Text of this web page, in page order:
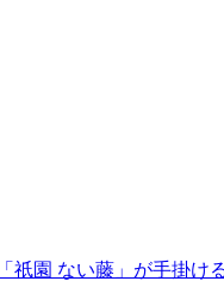
園 ない藤」が手掛け